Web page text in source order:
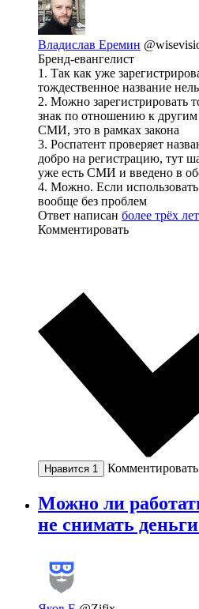
Владислав Еремин
Бренд-евангелист
1. Так как уже
тождественное название
2. Можно зарегистрировать
знак по отношению к другим
СМИ, это в рамках закона
3. Роспатент проверяет
добро на регистрацию, тут
уже есть СМИ и введено в
4. Можно. Если
вообще без проблем
Ответ написан более трёх
Комментировать
Нравится 1 Комментировать
Можно ли
не снимать